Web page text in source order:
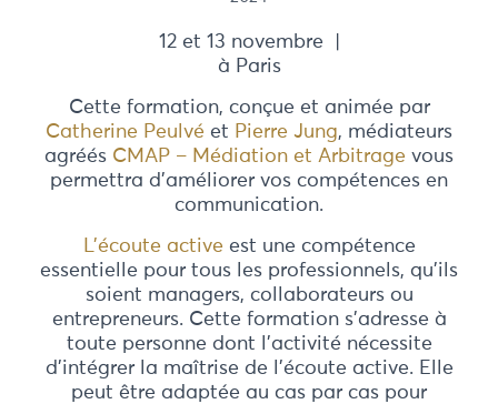
12 et 13 novembre |
à Paris
Cette formation, conçue et animée par
Catherine Peulvé et Pierre Jung, médiateurs
agréés CMAP – Médiation et Arbitrage vous
permettra d’améliorer vos compétences en
communication.
L’écoute active est une compétence
essentielle pour tous les professionnels, qu’ils
soient managers, collaborateurs ou
entrepreneurs. Cette formation s’adresse à
toute personne dont l’activité nécessite
d’intégrer la maîtrise de l’écoute active. Elle
peut être adaptée au cas par cas pour